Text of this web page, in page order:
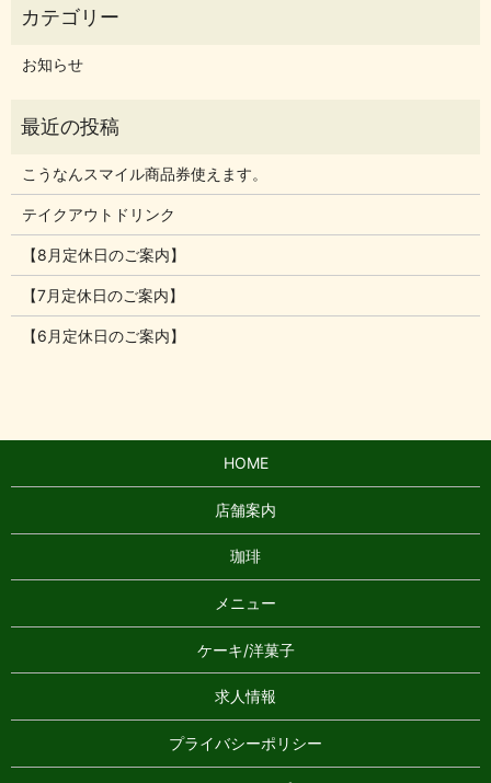
お知らせ
こうなんスマイル商品券使えます。
テイクアウトドリンク
【8月定休日のご案内】
【7月定休日のご案内】
【6月定休日のご案内】
HOME
店舗案内
珈琲
メニュー
ケーキ/洋菓子
求人情報
プライバシーポリシー